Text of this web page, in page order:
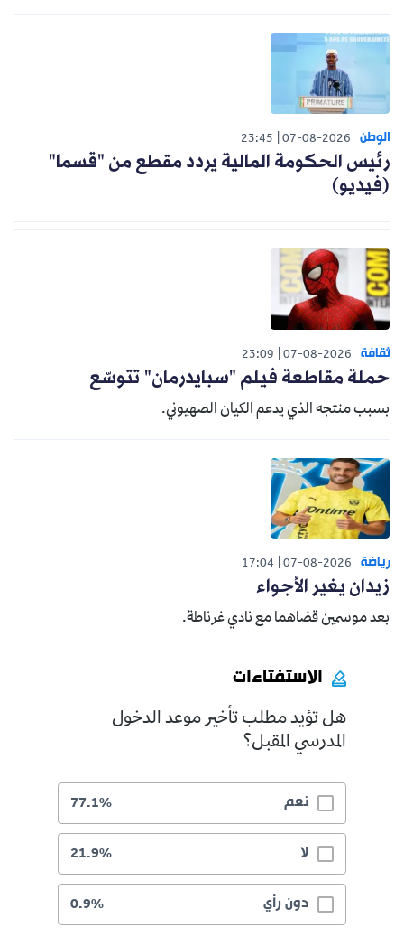
الوطن 07-08-2026
23:45
رئيس الحكومة المالية يردد مقطع من "قسما"
(فيديو)
ثقافة 07-08-2026
23:09
حملة مقاطعة فيلم "سبايدرمان" تتوسّع
بسبب منتجه الذي يدعم الكيان الصهيوني.
رياضة 07-08-2026
17:04
زيدان يغير الأجواء
بعد موسمين قضاهما مع نادي غرناطة.
الاستفتاءات
هل تؤيد مطلب تأخير موعد الدخول
المدرسي المقبل؟
نعم 77.1%
لا 21.9%
دون رأي 0.9%